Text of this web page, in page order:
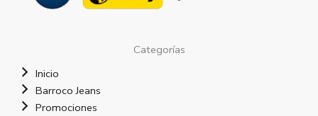
Categorías
Inicio
Barroco Jeans
Promociones